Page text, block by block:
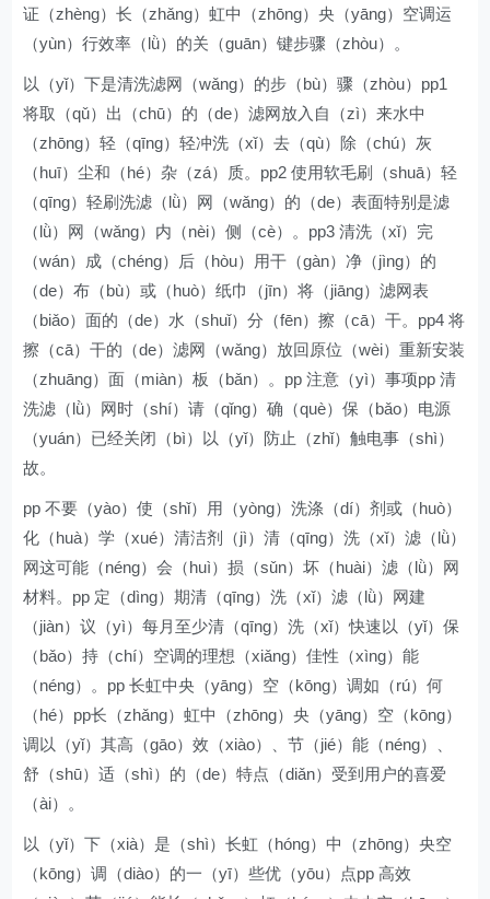
证（zhèng）长（zhǎng）虹中（zhōng）央（yāng）空调运
（yùn）行效率（lǜ）的关（guān）键步骤（zhòu）。
以（yǐ）下是清洗滤网（wǎng）的步（bù）骤（zhòu）pp1
将取（qǔ）出（chū）的（de）滤网放入自（zì）来水中
（zhōng）轻（qīng）轻冲洗（xǐ）去（qù）除（chú）灰
（huī）尘和（hé）杂（zá）质。pp2 使用软毛刷（shuā）轻
（qīng）轻刷洗滤（lǜ）网（wǎng）的（de）表面特别是滤
（lǜ）网（wǎng）内（nèi）侧（cè）。pp3 清洗（xǐ）完
（wán）成（chéng）后（hòu）用干（gàn）净（jìng）的
（de）布（bù）或（huò）纸巾（jīn）将（jiāng）滤网表
（biǎo）面的（de）水（shuǐ）分（fēn）擦（cā）干。pp4 将
擦（cā）干的（de）滤网（wǎng）放回原位（wèi）重新安装
（zhuāng）面（miàn）板（bǎn）。pp 注意（yì）事项pp 清
洗滤（lǜ）网时（shí）请（qǐng）确（què）保（bǎo）电源
（yuán）已经关闭（bì）以（yǐ）防止（zhǐ）触电事（shì）
故。
pp 不要（yào）使（shǐ）用（yòng）洗涤（dí）剂或（huò）
化（huà）学（xué）清洁剂（jì）清（qīng）洗（xǐ）滤（lǜ）
网这可能（néng）会（huì）损（sǔn）坏（huài）滤（lǜ）网
材料。pp 定（dìng）期清（qīng）洗（xǐ）滤（lǜ）网建
（jiàn）议（yì）每月至少清（qīng）洗（xǐ）快速以（yǐ）保
（bǎo）持（chí）空调的理想（xiǎng）佳性（xìng）能
（néng）。pp 长虹中央（yāng）空（kōng）调如（rú）何
（hé）pp长（zhǎng）虹中（zhōng）央（yāng）空（kōng）
调以（yǐ）其高（gāo）效（xiào）、节（jié）能（néng）、
舒（shū）适（shì）的（de）特点（diǎn）受到用户的喜爱
（ài）。
以（yǐ）下（xià）是（shì）长虹（hóng）中（zhōng）央空
（kōng）调（diào）的一（yī）些优（yōu）点pp 高效